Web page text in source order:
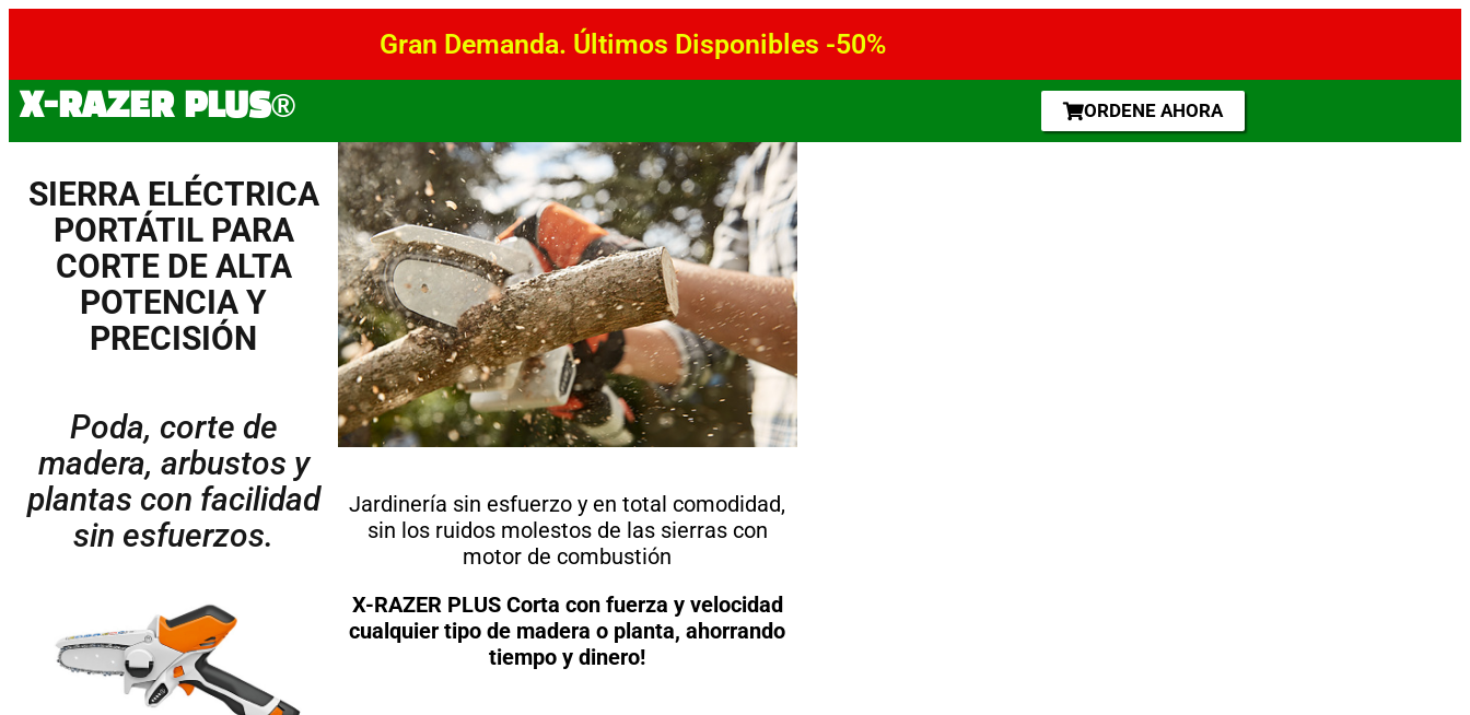
Gran Demanda. Últimos Disponibles -50%
X-RAZER PLUS® ORDENE AHORA
SIERRA ELÉCTRICA
PORTÁTIL PARA
CORTE DE ALTA
POTENCIA Y
PRECISIÓN
Poda, corte de
madera, arbustos y
plantas con facilidad
sin esfuerzos.
Jardinería sin esfuerzo y en total comodidad,
sin los ruidos molestos de las sierras con
motor de combustión
X-RAZER PLUS Corta con fuerza y velocidad
cualquier tipo de madera o planta, ahorrando
tiempo y dinero!